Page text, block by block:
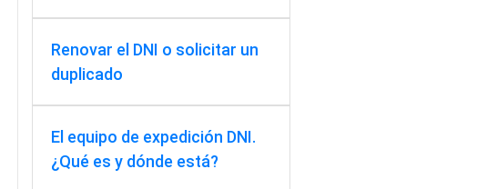
Renovar el DNI o solicitar un
duplicado
El equipo de expedición DNI.
¿Qué es y dónde está?